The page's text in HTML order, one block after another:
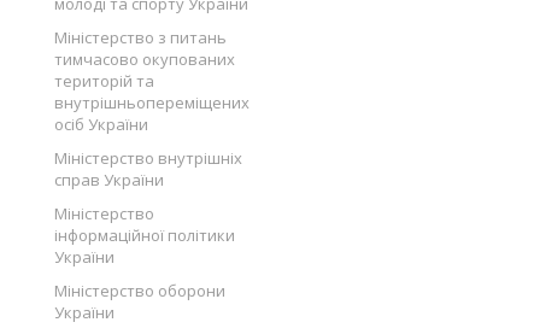
Міністерство з питань
тимчасово окупованих
територій та
внутрішньопереміщених
осіб України
Міністерство внутрішніх
справ України
Міністерство
інформаційної політики
України
Міністерство оборони
України